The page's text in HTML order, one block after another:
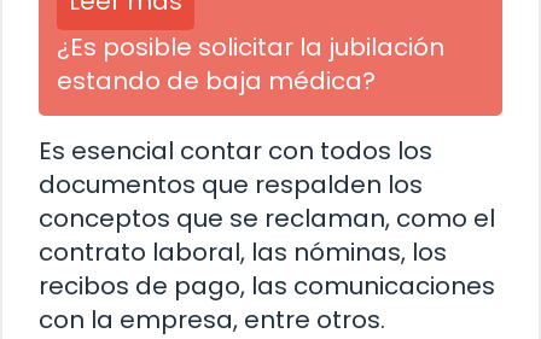
¿Es posible solicitar la jubilación
estando de baja médica?
Es esencial contar con todos los
documentos que respalden los
conceptos que se reclaman, como el
contrato laboral, las nóminas, los
recibos de pago, las comunicaciones
con la empresa, entre otros.